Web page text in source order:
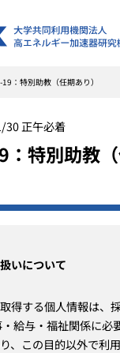
：特別助教（任期あり）
正午必着
特別助教
いについて
得する個人情報は、
給与・福祉関係に必
、この目的以外で利